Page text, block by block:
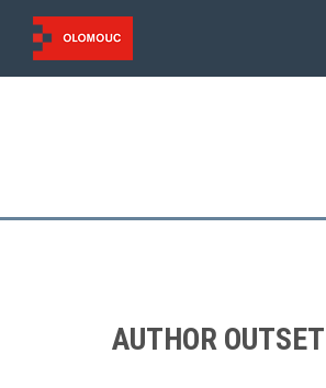
AUTHOR